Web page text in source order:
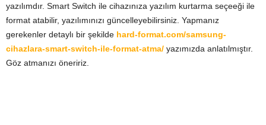
yazılımdır. Smart Switch ile cihazınıza yazılım kurtarma seçeeği ile
format atabilir, yazılımınızı güncelleyebilirsiniz. Yapmanız
gerekenler detaylı bir şekilde hard-format.com/samsung-
cihazlara-smart-switch-ile-format-atma/ yazımızda anlatılmıştır.
Göz atmanızı öneririz.